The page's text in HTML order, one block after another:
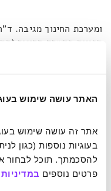
האתר עושה שימוש
פרטים נוספים
ומערכת החינוך מגיבה.
מכונות במשרד החינוך
מכונות במערכת החינוך).
שנשענים על עקרונות
דופלט סיפר על מחקרה של
והערכה של ההישגים,
העקרונות של רזניק